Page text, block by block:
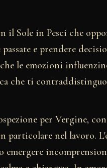
il Sole in Pesci che
e prendere
le emozioni
che ti
per Vergine,
nel lavoro.
emergere